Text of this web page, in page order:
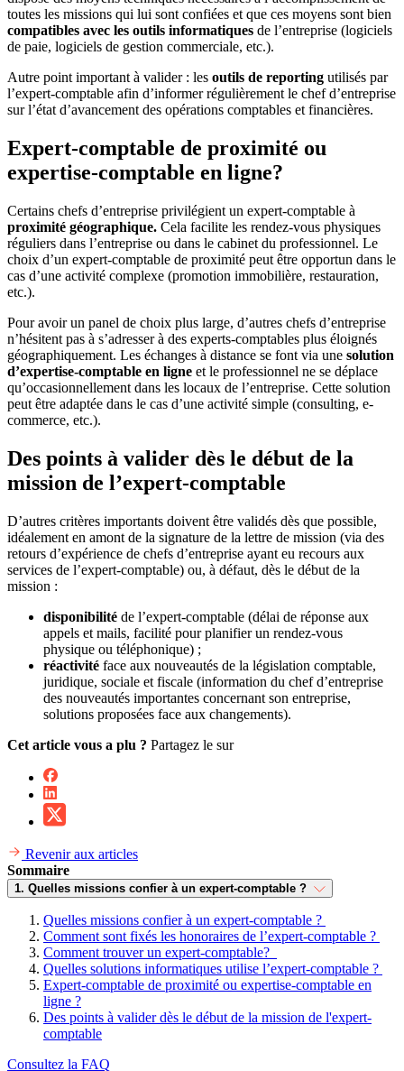
toutes les missions qui lui sont confiées et que ces moyens sont bien
compatibles avec les outils informatiques de l’entreprise (logiciels
de paie, logiciels de gestion commerciale, etc.).
Autre point important à valider : les outils de reporting utilisés par
l’expert-comptable afin d’informer régulièrement le chef d’entreprise
sur l’état d’avancement des opérations comptables et financières.
Expert-comptable de proximité ou
expertise-comptable en ligne?
Certains chefs d’entreprise privilégient un expert-comptable à
proximité géographique. Cela facilite les rendez-vous physiques
réguliers dans l’entreprise ou dans le cabinet du professionnel. Le
choix d’un expert-comptable de proximité peut être opportun dans le
cas d’une activité complexe (promotion immobilière, restauration,
etc.).
Pour avoir un panel de choix plus large, d’autres chefs d’entreprise
n’hésitent pas à s’adresser à des experts-comptables plus éloignés
géographiquement. Les échanges à distance se font via une solution
d’expertise-comptable en ligne et le professionnel ne se déplace
qu’occasionnellement dans les locaux de l’entreprise. Cette solution
peut être adaptée dans le cas d’une activité simple (consulting, e-
commerce, etc.).
Des points à valider dès le début de la
mission de l’expert-comptable
D’autres critères importants doivent être validés dès que possible,
idéalement en amont de la signature de la lettre de mission (via des
retours d’expérience de chefs d’entreprise ayant eu recours aux
services de l’expert-comptable) ou, à défaut, dès le début de la
mission :
disponibilité de l’expert-comptable (délai de réponse aux
appels et mails, facilité pour planifier un rendez-vous
physique ou téléphonique) ;
réactivité face aux nouveautés de la législation comptable,
juridique, sociale et fiscale (information du chef d’entreprise
des nouveautés importantes concernant son entreprise,
solutions proposées face aux changements).
Cet article vous a plu ? Partagez le sur
Revenir aux articles
Sommaire
1. Quelles missions confier à un expert-comptable ?
Quelles missions confier à un expert-comptable ?
Comment sont fixés les honoraires de l’expert-comptable ?
Comment trouver un expert-comptable?
Quelles solutions informatiques utilise l’expert-comptable ?
Expert-comptable de proximité ou expertise-comptable en
ligne ?
Des points à valider dès le début de la mission de l'expert-
comptable
Consultez la FAQ